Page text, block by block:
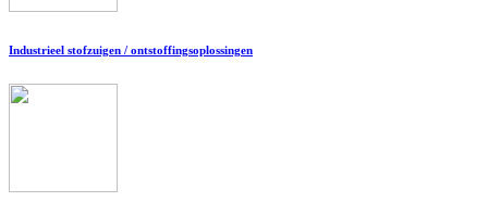
Industrieel stofzuigen / ontstoffingsoplossingen